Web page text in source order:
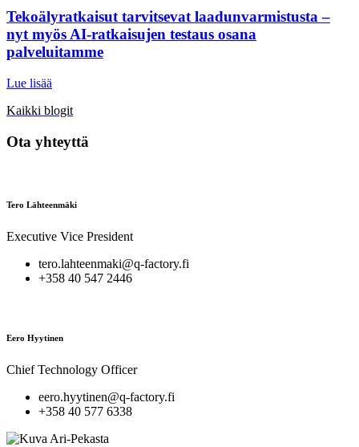
Tekoälyratkaisut tarvitsevat laadunvarmistusta –
nyt myös AI-ratkaisujen testaus osana
palveluitamme
Lue lisää
Kaikki blogit
Ota yhteyttä
Tero Lähteenmäki
Executive Vice President
tero.lahteenmaki@q-factory.fi
+358 40 547 2446
Eero Hyytinen
Chief Technology Officer
eero.hyytinen@q-factory.fi
+358 40 577 6338